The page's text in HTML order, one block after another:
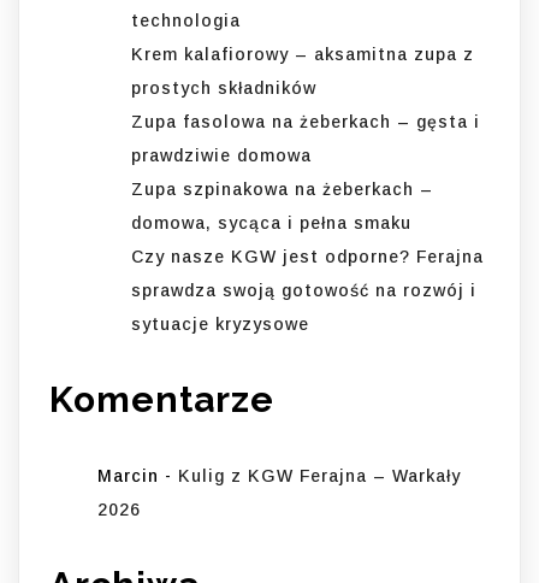
technologia
Krem kalafiorowy – aksamitna zupa z
prostych składników
Zupa fasolowa na żeberkach – gęsta i
prawdziwie domowa
Zupa szpinakowa na żeberkach –
domowa, sycąca i pełna smaku
Czy nasze KGW jest odporne? Ferajna
sprawdza swoją gotowość na rozwój i
sytuacje kryzysowe
Komentarze
Marcin - Kulig z KGW Ferajna – Warkały
2026